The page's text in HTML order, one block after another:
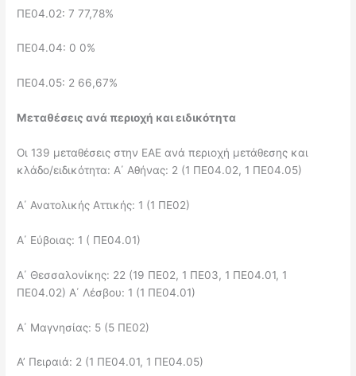
ΠΕ04.02: 7 77,78%
ΠΕ04.04: 0 0%
ΠΕ04.05: 2 66,67%
Μεταθέσεις ανά περιοχή και ειδικότητα
Οι 139 μεταθέσεις στην ΕΑΕ ανά περιοχή μετάθεσης και
κλάδο/ειδικότητα: Α΄ Αθήνας: 2 (1 ΠΕ04.02, 1 ΠΕ04.05)
Α΄ Ανατολικής Αττικής: 1 (1 ΠΕ02)
Α΄ Εύβοιας: 1 ( ΠΕ04.01)
Α΄ Θεσσαλονίκης: 22 (19 ΠΕ02, 1 ΠΕ03, 1 ΠΕ04.01, 1
ΠΕ04.02) Α΄ Λέσβου: 1 (1 ΠΕ04.01)
Α΄ Μαγνησίας: 5 (5 ΠΕ02)
Α’ Πειραιά: 2 (1 ΠΕ04.01, 1 ΠΕ04.05)